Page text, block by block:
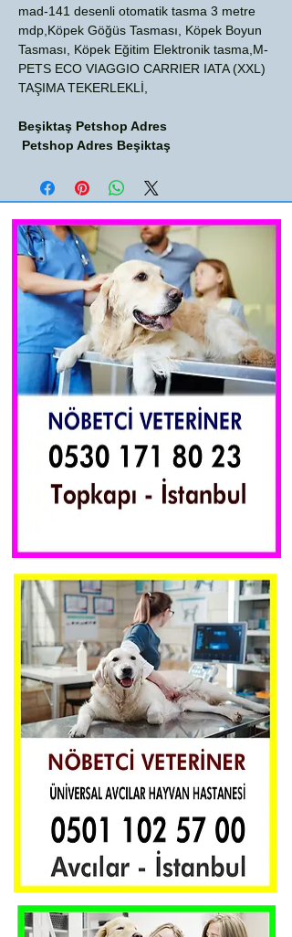
mad-141 desenli otomatik tasma 3 metre
mdp,Köpek Göğüs Tasması, Köpek Boyun
Tasması, Köpek Eğitim Elektronik tasma,M-
PETS ECO VIAGGIO CARRIER IATA (XXL)
TAŞIMA TEKERLEKLİ,
Beşiktaş Petshop Adres
Petshop Adres Beşiktaş